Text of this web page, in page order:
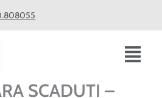
SCADUTI –